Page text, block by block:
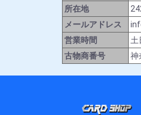
所在地
メールアドレス
営業時間
土
古物商番号
神